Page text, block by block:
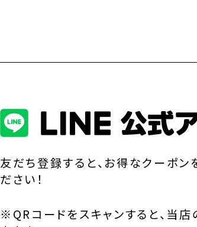
友だち登録すると、お得なクーポン
ださい！
※QRコードをスキャンすると、当